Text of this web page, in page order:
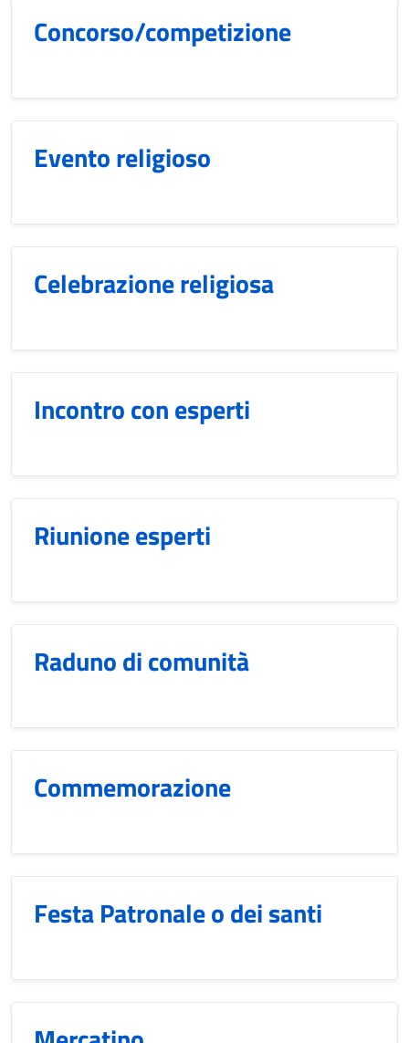
Concorso/competizione
Evento religioso
Celebrazione religiosa
Incontro con esperti
Riunione esperti
Raduno di comunità
Commemorazione
Festa Patronale o dei santi